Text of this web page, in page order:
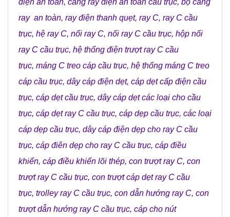
điện an toàn, căng ray điện an toàn cầu trục, bộ căng
ray an toàn, ray điện thanh quẹt, ray C, ray C cầu
trục, hệ ray C, nối ray C, nối ray C cầu trục, hộp nối
ray C cầu trục, hệ thống điện trượt ray C cầu
trục, máng C treo cáp cầu trục, hệ thống máng C treo
cáp cầu trục, dây cáp điện dẹt, cáp dẹt cấp điện cầu
trục, cáp dẹt cầu trục, dây cáp dẹt các loại cho cầu
trục, cáp dẹt ray C cầu trục, cáp dẹp cầu trục, các loại
cáp dẹp cầu trục, dây cáp điện dẹp cho ray C cầu
trục, cáp điên dẹp cho ray C cầu trục, cáp điều
khiển, cáp điều khiển lõi thép, con trượt ray C, con
trượt ray C cầu trục, con trượt cáp dẹt ray C cầu
trục, trolley ray C cầu trục, con dẫn hướng ray C, con
trượt dẫn hướng ray C cầu trục, cáp cho nút